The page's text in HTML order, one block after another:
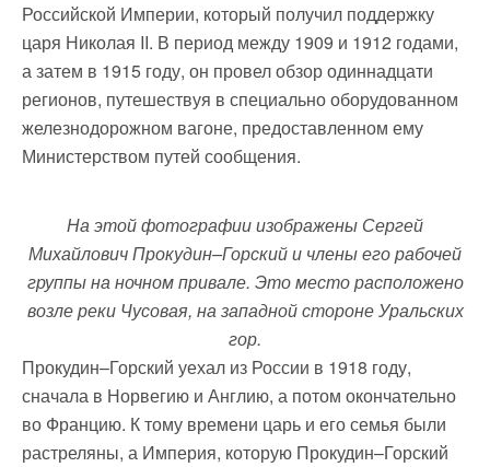
Российской Империи, который получил поддержку
царя Николая II. В период между 1909 и 1912 годами,
а затем в 1915 году, он провел обзор одиннадцати
регионов, путешествуя в специально оборудованном
железнодорожном вагоне, предоставленном ему
Министерством путей сообщения.
На этой фотографии изображены Сергей
Михайлович Прокудин–Горский и члены его рабочей
группы на ночном привале. Это место расположено
возле реки Чусовая, на западной стороне Уральских
гор.
Прокудин–Горский уехал из России в 1918 году,
сначала в Норвегию и Англию, а потом окончательно
во Францию. К тому времени царь и его семья были
растреляны, а Империя, которую Прокудин–Горский